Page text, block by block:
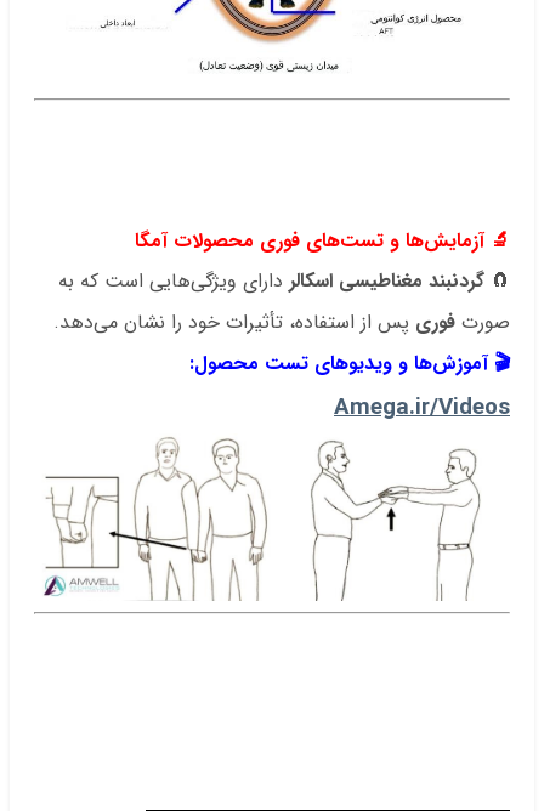
🔬آزمایش‌ها و تست‌های فوری محصولات آمگا
🧲 گردنبند مغناطیسی اسکالر دارای ویژگی‌هایی است که به
صورت فوری پس از استفاده، تأثیرات خود را نشان می‌دهد.
🎬 آموزش‌ها و ویدیوهای تست محصول:
Amega.ir/Videos